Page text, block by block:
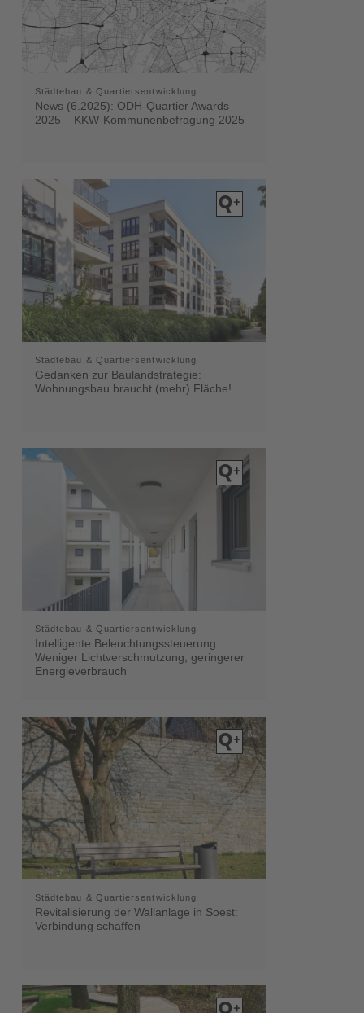
Städtebau & Quartiersentwicklung
News (6.2025): ODH-Quartier Awards
2025 – KKW-Kommunenbefragung 2025
Städtebau & Quartiersentwicklung
Gedanken zur Baulandstrategie:
Wohnungsbau braucht (mehr) Fläche!
Städtebau & Quartiersentwicklung
Intelligente Beleuchtungssteuerung:
Weniger Lichtverschmutzung, geringerer
Energieverbrauch
Städtebau & Quartiersentwicklung
Revitalisierung der Wallanlage in Soest:
Verbindung schaffen